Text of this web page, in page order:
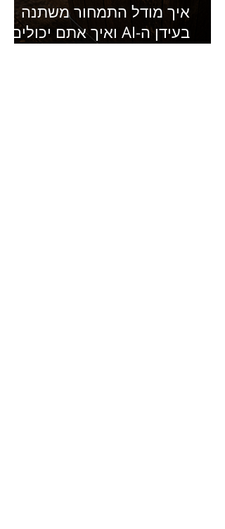
איך מודל התמחור משתנה
בעידן ה-AI ואיך אתם יכולים